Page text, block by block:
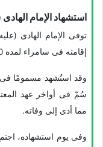
استشهاد الإمام
إقامته فی سامراء لمده 20 عامًا و9 أشهر، وکان عمره 41 عامًا.
وقد استُشهد مسمومًا فی
سُمّ فی أواخر عهد
مما أدى إلى وفاته.
وفی یوم استشهاده،